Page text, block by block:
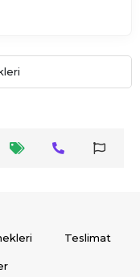
Teslimat